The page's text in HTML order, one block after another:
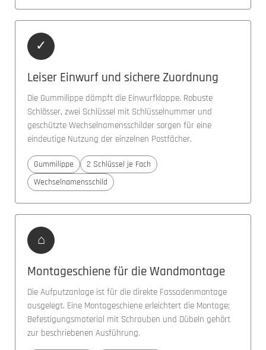
✓
Leiser Einwurf und sichere Zuordnung
Die Gummilippe dämpft die Einwurfklappe. Robuste
Schlösser, zwei Schlüssel mit Schlüsselnummer und
geschützte Wechselnamensschilder sorgen für eine
eindeutige Nutzung der einzelnen Postfächer.
Gummilippe
2 Schlüssel je Fach
Wechselnamensschild
⌂
Montageschiene für die Wandmontage
Die Aufputzanlage ist für die direkte Fassadenmontage
ausgelegt. Eine Montageschiene erleichtert die Montage;
Befestigungsmaterial mit Schrauben und Dübeln gehört
zur beschriebenen Ausführung.